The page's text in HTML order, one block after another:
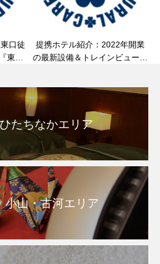
口徒
東横
提携ホテル紹介：2022年開業
の最新設備＆トレインビュー！
たちなかエリア
小山・古河エリア